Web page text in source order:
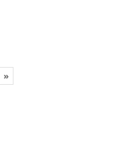
»